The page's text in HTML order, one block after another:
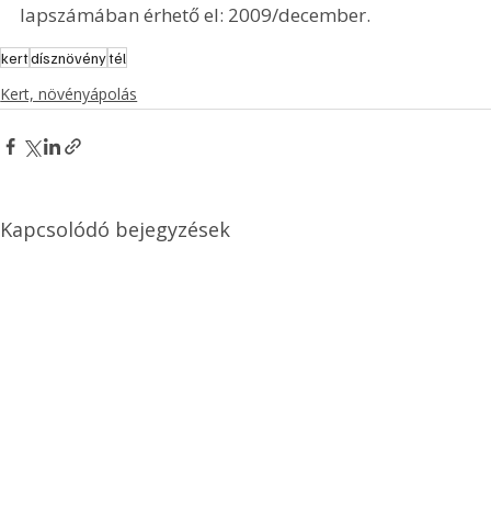
lapszámában érhető el: 2009/december.
kertdísznövénytél
Kert, növényápolás
Kapcsolódó bejegyzések